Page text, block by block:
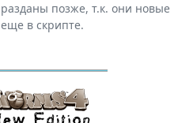
разданы позже, т.к. они новые
еще в скрипте.